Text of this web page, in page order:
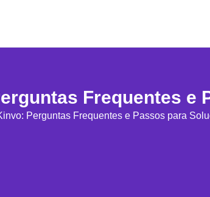
Frequentes e
Perguntas Frequentes e Passos para